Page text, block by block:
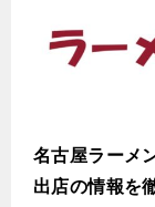
名古屋ラーメ
出店の情報を